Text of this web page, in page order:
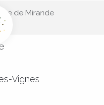
de Mirande
Vignes